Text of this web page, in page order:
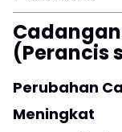
(Perancis
Perubahan
Meningkat